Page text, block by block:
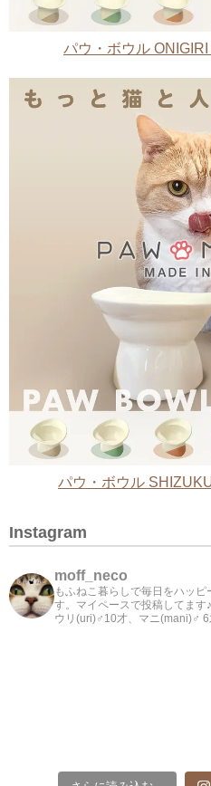
パウ・ボウル
パウ・ボウル
Instagram
moff_neco
もふねこ暮らしで毎日をハッ
す。マイペースで投稿してます
ウリ(uri)♂10才、マニ(mani)♂ 6